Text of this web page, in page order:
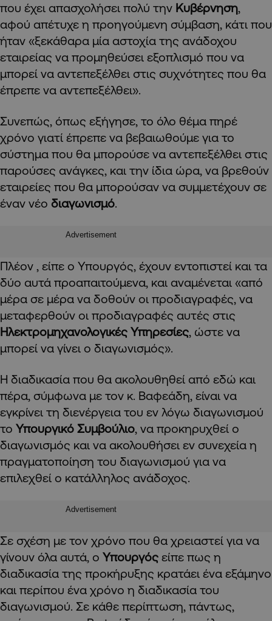
που έχει απασχολήσει πολύ την Κυβέρνηση,
αφού απέτυχε η προηγούμενη σύμβαση, κάτι που
ήταν «ξεκάθαρα μία αστοχία της ανάδοχου
εταιρείας να προμηθεύσει εξοπλισμό που να
μπορεί να αντεπεξέλθει στις συχνότητες που θα
έπρεπε να αντεπεξέλθει».
Συνεπώς, όπως εξήγησε, το όλο θέμα πηρέ
χρόνο γιατί έπρεπε να βεβαιωθούμε για το
σύστημα που θα μπορούσε να αντεπεξέλθει στις
παρούσες ανάγκες, και την ίδια ώρα, να βρεθούν
εταιρείες που θα μπορούσαν να συμμετέχουν σε
έναν νέο διαγωνισμό.
Advertisement
Πλέον , είπε ο Υπουργός, έχουν εντοπιστεί και τα
δύο αυτά προαπαιτούμενα, και αναμένεται «από
μέρα σε μέρα να δοθούν οι προδιαγραφές, να
μεταφερθούν οι προδιαγραφές αυτές στις
Ηλεκτρομηχανολογικές Υπηρεσίες, ώστε να
μπορεί να γίνει ο διαγωνισμός».
Η διαδικασία που θα ακολουθηθεί από εδώ και
πέρα, σύμφωνα με τον κ. Βαφεάδη, είναι να
εγκρίνει τη διενέργεια του εν λόγω διαγωνισμού
το Υπουργικό Συμβούλιο, να προκηρυχθεί ο
διαγωνισμός και να ακολουθήσει εν συνεχεία η
πραγματοποίηση του διαγωνισμού για να
επιλεχθεί ο κατάλληλος ανάδοχος.
Advertisement
Σε σχέση με τον χρόνο που θα χρειαστεί για να
γίνουν όλα αυτά, ο Υπουργός είπε πως η
διαδικασία της προκήρυξης κρατάει ένα εξάμηνο
και περίπου ένα χρόνο η διαδικασία του
διαγωνισμού. Σε κάθε περίπτωση, πάντως,